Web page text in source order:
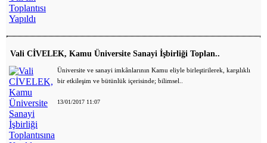
Vali CİVELEK, Kamu Üniversite Sanayi İşbirliği Toplan..
Üniversite ve sanayi imkânlarının Kamu eliyle birleştirilerek, karşılıklı
bir etkileşim ve bütünlük içerisinde; bilimsel..
13/01/2017 11:07